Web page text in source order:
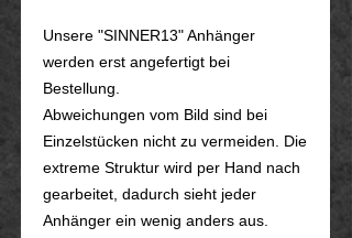
Unsere "SINNER13" Anhänger
werden erst angefertigt bei
Bestellung.
Abweichungen vom Bild sind bei
Einzelstücken nicht zu vermeiden. Die
extreme Struktur wird per Hand nach
gearbeitet, dadurch sieht jeder
Anhänger ein wenig anders aus.